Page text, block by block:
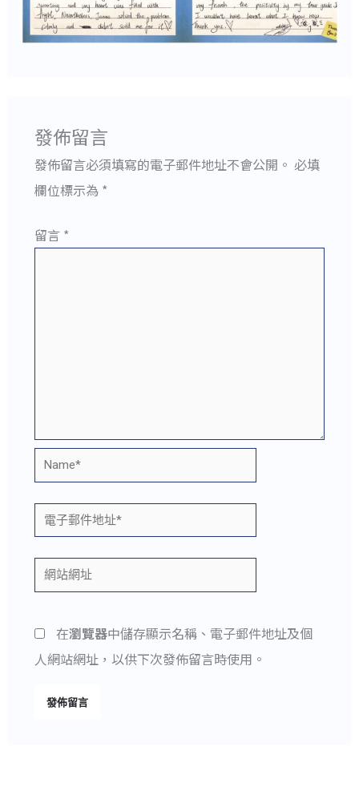
發佈留言
發佈留言必須填寫的電子郵件地址不會公開。 必填
欄位標示為 *
留言 *
Name*
電
子
郵
件
址
*
網
站
在瀏覽器中儲存顯示名稱、電子郵件地址及個
人網站網址，以供下次發佈留言時使用。